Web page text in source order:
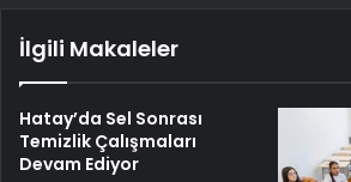
İlgili Makaleler
Hatay’da Sel Sonrası
Temizlik Çalışmaları
Devam Ediyor